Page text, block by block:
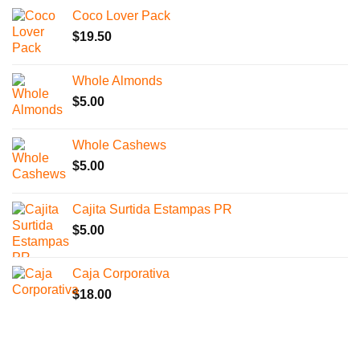
Coco Lover Pack
$19.50
Whole Almonds
$5.00
Whole Cashews
$5.00
Cajita Surtida Estampas PR
$5.00
Caja Corporativa
$18.00